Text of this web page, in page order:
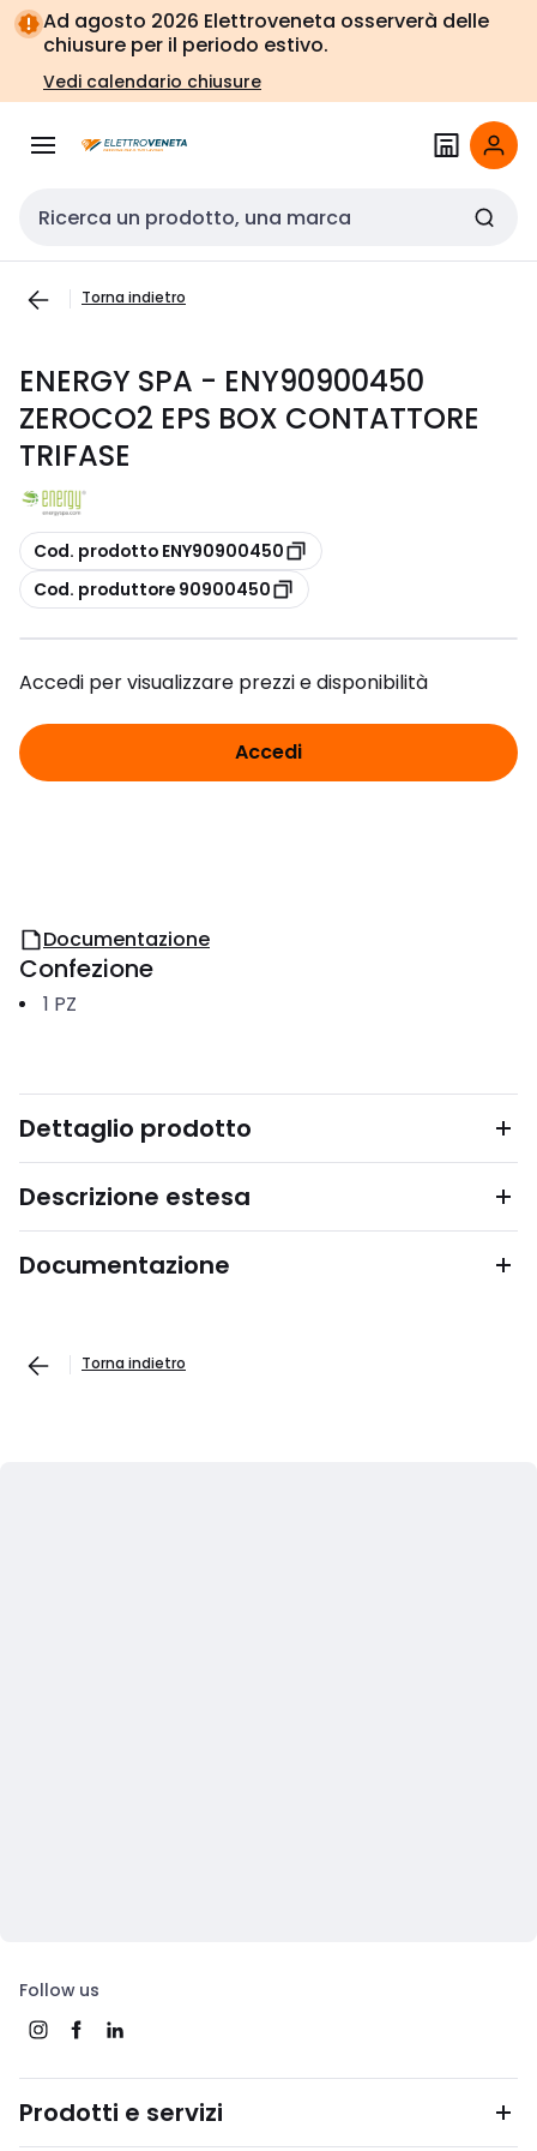
Vai alla
navigazione
Vai
alla
pagina
Ad agosto 2026 Elettroveneta osserverà delle
chiusure per il periodo estivo.
Vedi calendario chiusure
Cerca input
Torna indietro
ENERGY SPA - ENY90900450
ZEROCO2 EPS BOX CONTATTORE
TRIFASE
copia
Cod. prodotto ENY90900450
copia
Cod. produttore 90900450
Accedi per visualizzare prezzi e disponibilità
Accedi
Documentazione
Confezione
1 PZ
Dettaglio prodotto
Descrizione estesa
Documentazione
Torna indietro
Follow us
Prodotti e servizi